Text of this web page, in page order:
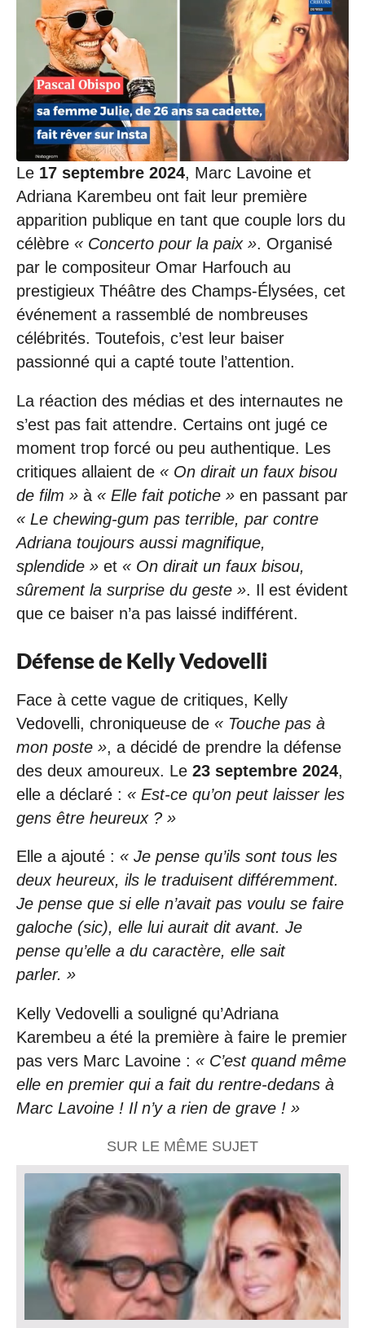
Le 17 septembre 2024, Marc Lavoine et
Adriana Karembeu ont fait leur première
apparition publique en tant que couple lors du
célèbre « Concerto pour la paix ». Organisé
par le compositeur Omar Harfouch au
prestigieux Théâtre des Champs-Élysées, cet
événement a rassemblé de nombreuses
célébrités. Toutefois, c’est leur baiser
passionné qui a capté toute l’attention.
La réaction des médias et des internautes ne
s’est pas fait attendre. Certains ont jugé ce
moment trop forcé ou peu authentique. Les
critiques allaient de « On dirait un faux bisou
de film » à « Elle fait potiche » en passant par
« Le chewing-gum pas terrible, par contre
Adriana toujours aussi magnifique,
splendide » et « On dirait un faux bisou,
sûrement la surprise du geste ». Il est évident
que ce baiser n’a pas laissé indifférent.
Défense de Kelly Vedovelli
Face à cette vague de critiques, Kelly
Vedovelli, chroniqueuse de « Touche pas à
mon poste », a décidé de prendre la défense
des deux amoureux. Le 23 septembre 2024,
elle a déclaré : « Est-ce qu’on peut laisser les
gens être heureux ? »
Elle a ajouté : « Je pense qu’ils sont tous les
deux heureux, ils le traduisent différemment.
Je pense que si elle n’avait pas voulu se faire
galoche (sic), elle lui aurait dit avant. Je
pense qu’elle a du caractère, elle sait
parler. »
Kelly Vedovelli a souligné qu’Adriana
Karembeu a été la première à faire le premier
pas vers Marc Lavoine : « C’est quand même
elle en premier qui a fait du rentre-dedans à
Marc Lavoine ! Il n’y a rien de grave ! »
SUR LE MÊME SUJET